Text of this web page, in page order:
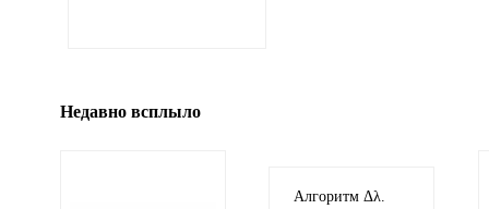
Недавно всплыло
Алгоритм Δλ.